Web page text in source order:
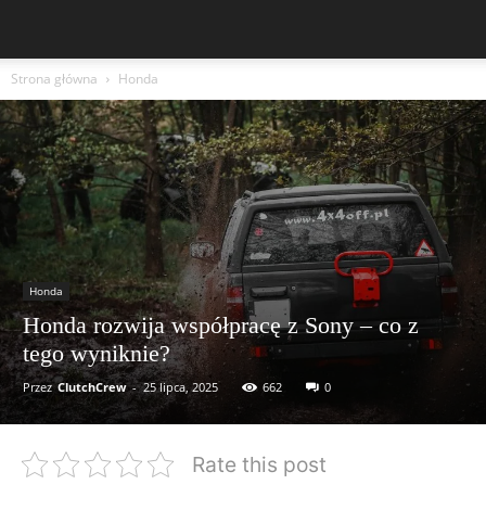
Strona główna Honda
Honda
Honda rozwija współpracę z Sony – co z
tego wyniknie?
Przez ClutchCrew - 25 lipca, 2025 662 0
Rate this post